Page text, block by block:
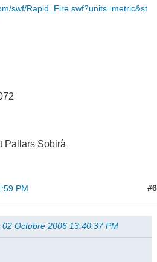
swf/Rapid_Fire.swf?units=metric&st
Pallars Sobirà
PM #6
Octubre 2006 13:40:37 PM